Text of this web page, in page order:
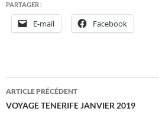
PARTAGER :
E-mail Facebook
Navigation
des
ARTICLE PRÉCÉDENT
VOYAGE TENERIFE JANVIER 2019